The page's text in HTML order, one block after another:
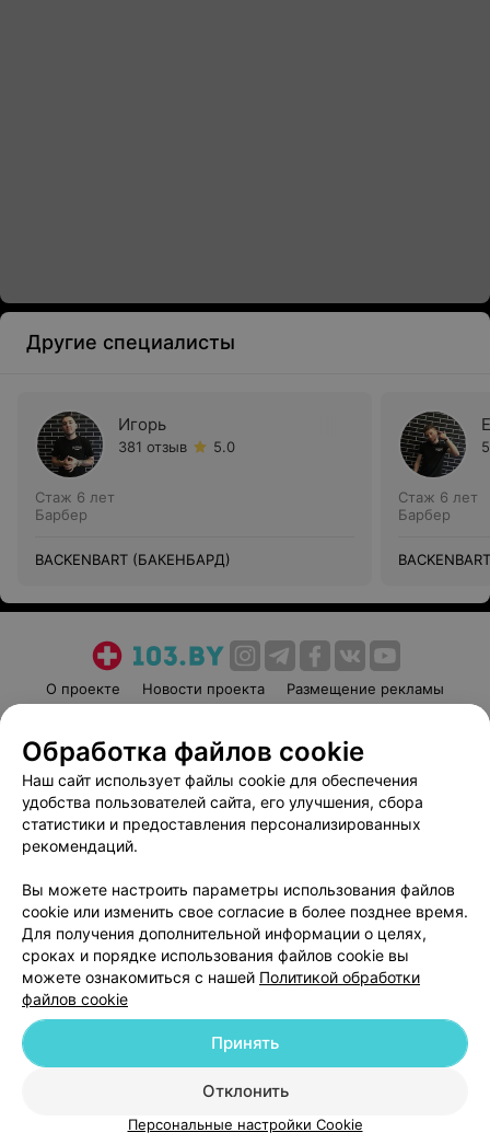
Другие специалисты
Игорь
381 отзыв 5.0
Стаж 6 лет
Барбер
BACKENBART (БАКЕНБАРД)
Стаж 6 лет
Барбер
О проекте Новости проекта
Размещение рекламы
Пользовательское соглашение
Способы оплаты
Вакансии
Партнеры
Написать руководителю 103.by
Обработка персональных данных
© 2026 ООО «Артокс Лаб», УНП 191700409
| 220012, Республика Беларусь,
Служба поддержки +375 291212755
Обработка файлов cookie
Наш сайт использует файлы cookie для обеспечения
удобства пользователей сайта, его улучшения, сбора
статистики и предоставления персонализированных
рекомендаций.
Вы можете настроить параметры использования файлов
cookie или изменить свое согласие в более позднее время.
Для получения дополнительной информации о целях,
сроках и порядке использования файлов cookie вы
можете ознакомиться с нашей Политикой обработки
файлов cookie
Отклонить
Принять
Персональные настройки Cookie